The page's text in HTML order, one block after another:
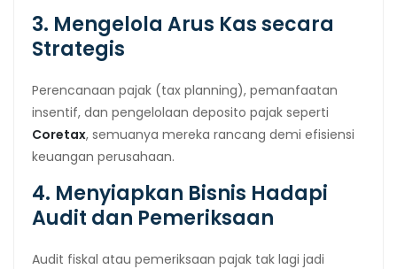
3. Mengelola Arus Kas secara
Strategis
Perencanaan pajak (tax planning), pemanfaatan
insentif, dan pengelolaan deposito pajak seperti
Coretax, semuanya mereka rancang demi efisiensi
keuangan perusahaan.
4. Menyiapkan Bisnis Hadapi
Audit dan Pemeriksaan
Audit fiskal atau pemeriksaan pajak tak lagi jadi